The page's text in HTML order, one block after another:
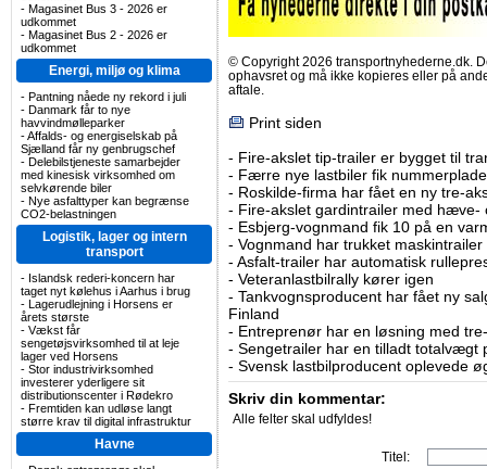
- Magasinet Bus 3 - 2026 er
udkommet
- Magasinet Bus 2 - 2026 er
udkommet
Energi, miljø og klima
- Pantning nåede ny rekord i juli
- Danmark får to nye
havvindmølleparker
-Affalds- og energiselskab på
Sjælland får ny genbrugschef
- Delebilstjeneste samarbejder
med kinesisk virksomhed om
selvkørende biler
- Nye asfalttyper kan begrænse
CO2-belastningen
Logistik, lager og intern
transport
- Islandsk rederi-koncern har
taget nyt kølehus i Aarhus i brug
- Lagerudlejning i Horsens er
årets største
- Vækst får
sengetøjsvirksomhed til at leje
lager ved Horsens
- Stor industrivirksomhed
investerer yderligere sit
distributionscenter i Rødekro
- Fremtiden kan udløse langt
større krav til digital infrastruktur
Havne
© Copyright 2026 transportnyhederne.dk.
ophavsret og må ikke kopieres eller på
aftale.
Print siden
- Fire-akslet tip-trailer er bygget til
- Færre nye lastbiler fik
- Roskilde-firma har fået en ny tre-
- Fire-akslet gardintrailer med hæve-
- Esbjerg-vognmand fik 10 på en
- Vognmand har trukket
- Asfalt-trailer har automatisk
- Veteranlastbilrally kører igen
- Tankvognsproducent har fået ny
Finland
- Entreprenør har en løsning med
- Sengetrailer har en tilladt totalvægt
- Svensk lastbilproducent oplevede
Skriv din kommentar:
Alle felter skal udfyldes!
Titel: